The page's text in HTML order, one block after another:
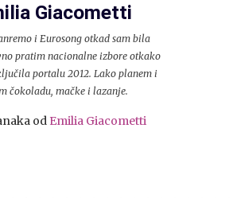
Giacometti
i Eurosong otkad sam bila
pratim nacionalne izbore otkako
portalu 2012. Lako planem i
čokoladu, mačke i lazanje.
od Emilia Giacometti